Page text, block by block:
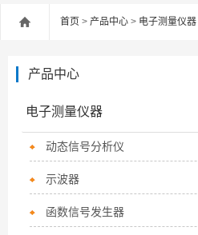
首页 > 产品中心 > 电子测量仪器
产品中心
电子测量仪器
动态信号分析仪
示波器
函数信号发生器